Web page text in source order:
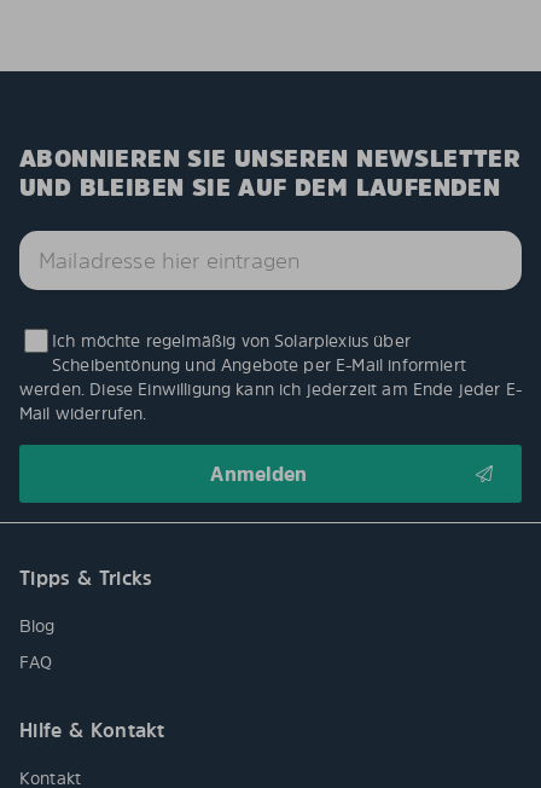
ABONNIEREN SIE UNSEREN NEWSLETTER
UND BLEIBEN SIE AUF DEM LAUFENDEN
Ich möchte regelmäßig von Solarplexius über
Scheibentönung und Angebote per E-Mail informiert
werden. Diese Einwilligung kann ich jederzeit am Ende jeder E-
Mail widerrufen.
Tipps & Tricks
Blog
FAQ
Hilfe & Kontakt
Kontakt